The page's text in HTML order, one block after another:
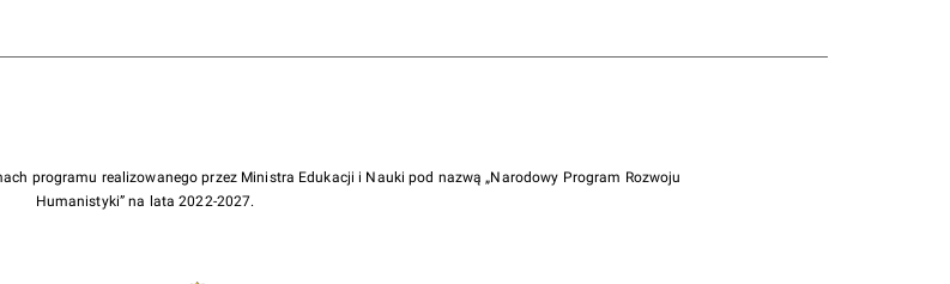
programu realizowanego przez Ministra Edukacji i Nauki pod nazwą „Narodowy Program Rozwoju
Humanistyki” na lata 2022-2027.